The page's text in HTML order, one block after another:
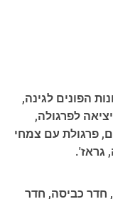
ומואר עם קמין מרכזי ו-6 חלונות הפונים לגינה,
לפרגולה,
פרגולת עם צמחי
גראז'.
חדר כביסה, חדר